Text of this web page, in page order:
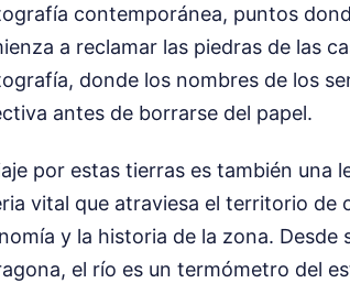
contemporánea, puntos
a reclamar las piedras de las
donde los nombres de los
antes de borrarse del papel.
por estas tierras es también una
vital que atraviesa el territorio de
y la historia de la zona.
el río es un termómetro del